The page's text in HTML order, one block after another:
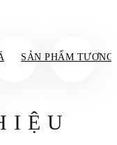
SẢN PHẨM TƯƠNG